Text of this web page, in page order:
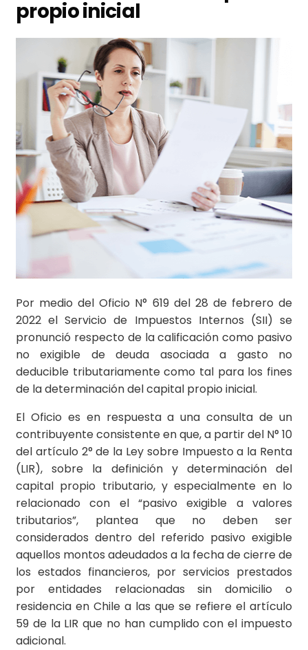
propio inicial
Por medio del Oficio N° 619 del 28 de febrero de
2022 el Servicio de Impuestos Internos (SII) se
pronunció respecto de la calificación como pasivo
no exigible de deuda asociada a gasto no
deducible tributariamente como tal para los fines
de la determinación del capital propio inicial.
El Oficio es en respuesta a una consulta de un
contribuyente consistente en que, a partir del N° 10
del artículo 2° de la Ley sobre Impuesto a la Renta
(LIR), sobre la definición y determinación del
capital propio tributario, y especialmente en lo
relacionado con el “pasivo exigible a valores
tributarios”, plantea que no deben ser
considerados dentro del referido pasivo exigible
aquellos montos adeudados a la fecha de cierre de
los estados financieros, por servicios prestados
por entidades relacionadas sin domicilio o
residencia en Chile a las que se refiere el artículo
59 de la LIR que no han cumplido con el impuesto
adicional.